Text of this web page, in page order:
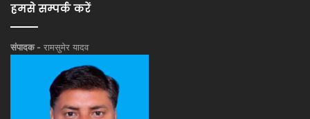
हमसे सम्पर्क करें
संपादक - रामसुमेर यादव